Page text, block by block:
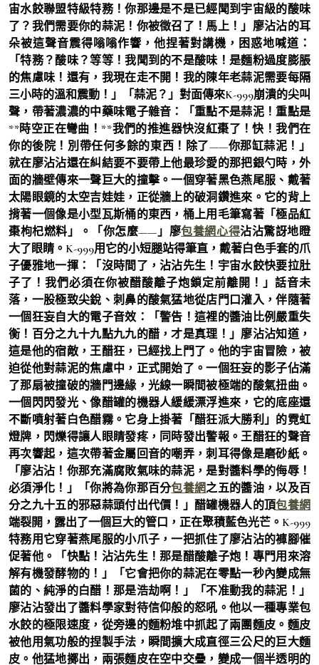
宙水餃聯盟特級特務！你那邊是不是已經聞到宇宙級的酸味
了？我們需要你的蒜泥！你被徵召了！馬上！」廖沾沾的耳
朵被這聲音震得嗡嗡作響，他捏著對講機，困惑地喊道：
「特務？酸味？等等！我聞到的不是酸味！是麵粉過度膨脹
的焦慮味！還有，我現在走不開！我的陳年老蒜泥需要每隔
三小時的溫和震動！」「蒜泥？」對面傳來K-999崩潰的尖叫
聲，帶著濃濃的中藥味電子雜音：「重點不是蒜泥！重點是
**時空正在彎曲！**我們的推進器快沒紅棗了！快！我們在
你的後院！別帶任何多餘的東西！除了——你那缸蒜泥！」
就在廖沾沾還在糾結要不要帶上他最珍愛的那把銀勺時，外
面的牆壁傳來一聲巨大的撞擊。一個穿著黑色燕尾服、戴著
太陽眼鏡的太空吉娃娃，正從牆上的破洞鑽進來。它的背上
揹著一個像是小型瓦斯桶的東西，桶上用毛筆寫著「極品紅
棗枸杞燃料」。「你怎麼——」廖包養網心得沾沾驚訝地瞪
大了眼睛。K-999用它的小短腿站得筆直，戴著白色手套的爪
子優雅地一揮：「沒時間了，沾沾先生！宇宙水餃快要拉肚
子了！我們必須在你被醋酸離子炮鎖定前離開！」話音未
落，一股極致尖銳、刺鼻的酸氣猛地從店門口灌入，伴隨著
一個狂妄自大的電子音效：「警告！這裡的醬油比例嚴重失
衡！百分之九十九點九九的醋，才是真理！」廖沾沾知道，
這是他的宿敵，王醋狂，已經找上門了。他的宇宙冒險，被
迫從他對蒜泥的焦慮中，正式開始了。一個狂妄的影子佔滿
了那扇被撞破的牆門邊緣，光線一瞬間被極端的酸氣扭曲。
一個閃閃發光、像醋罐的機器人緩緩漂浮進來，它的底座還
不斷噴射著白色醋霧。它身上掛著「醋狂派大勝利」的霓虹
燈牌，閃爍得讓人眼睛發疼，同時發出警報。王醋狂的聲音
再次響起，這次帶著金屬回音的嘲弄，刺耳得像是磨砂紙。
「廖沾沾！你那充滿腐敗氣味的蒜泥，是對醬料學的侮辱！
必須淨化！」「你將為你那百分包養網之五的醬油，以及百
分之九十五的邪惡蒜頭付出代價！」醋罐機器人的頂包養網
端裂開，露出了一個巨大的管口，正在聚積藍色光芒。K-999
特務用它穿著燕尾服的小爪子，一把抓住了廖沾沾的褲腳催
促著他。「快點！沾沾先生！那是醋酸離子炮！專門用來溶
解有機發酵物的！」「它會把你的蒜泥在零點一秒內變成無
菌的、純淨的白醋！那是浩劫啊！」「不准動我的蒜泥！」
廖沾沾發出了醬料學家對待信仰般的怒吼。他以一種專業包
水餃的極限速度，從旁邊的麵粉堆中抓起了兩團麵皮。麵皮
被他用氣功般的捏製手法，瞬間擴大成直徑三公尺的巨大麵
皮。他猛地擲出，兩張麵皮在空中交疊，變成一個半透明的